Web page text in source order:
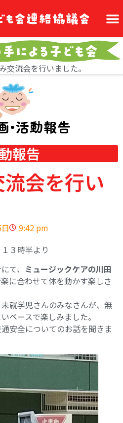
交流会を行いました。
報告
会を行い
9:42 pm
３時半より
て、 ミュージックケアの川田
に合わせて体を動かす楽しさ
就学児さんのみなさんが、無
ペースで楽しみました。
安全についてのお話を聞きま